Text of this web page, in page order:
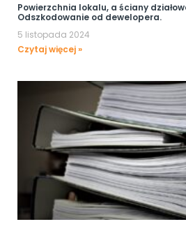
Powierzchnia lokalu, a ściany
Odszkodowanie od dewelopera.
5 listopada 2024
Czytaj więcej »